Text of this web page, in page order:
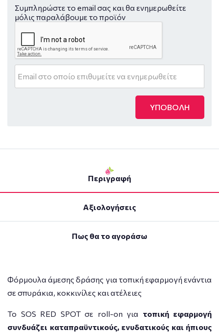
Συμπληρώστε το email σας και θα ενημερωθείτε
μόλις παραλάβουμε το προϊόν
ΥΠΟΒΟΛΗ
Περιγραφή
Αξιολογήσεις
Πως θα το αγοράσω
Φόρμουλα άμεσης δράσης για τοπική εφαρμογή ενάντια
σε σπυράκια, κοκκινίλες και ατέλειες
Το SOS RED SPOT σε roll-on για τοπική εφαρμογή
συνδυάζει καταπραϋντικούς, ενυδατικούς και ήπιους